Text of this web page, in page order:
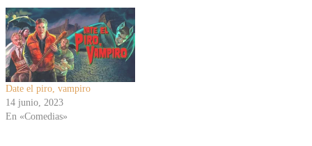
Date el piro, vampiro
14 junio, 2023
En «Comedias»